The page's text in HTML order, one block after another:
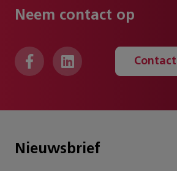
Neem contact op
Contact
Nieuwsbrief